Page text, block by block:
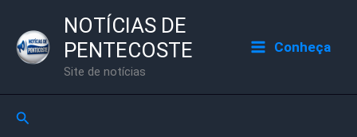
para
NOTÍCIAS DE
PENTECOSTE
Site de notícias
Conheça
Pesquisar